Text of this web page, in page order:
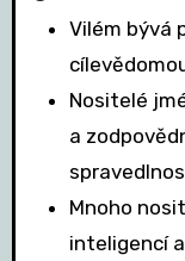
Vilém bývá
Nositelé
a
Mnoho
inteligencí